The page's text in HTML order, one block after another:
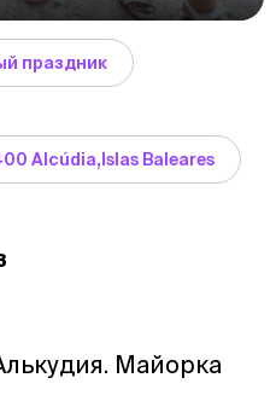
праздник
Alcúdia,Islas Baleares
Майорка